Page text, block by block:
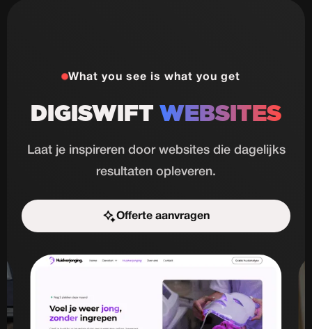
What you see is what you get
DIGISWIFT WEBSITES
Laat je inspireren door websites die dagelijks
resultaten opleveren.
Offerte aanvragen
Start de uitdaging